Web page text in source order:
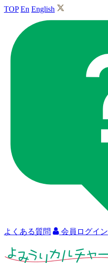
TOP En English
よくある質問 会員ログイン